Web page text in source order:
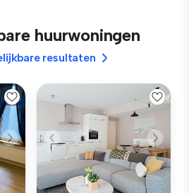
huurwoningen
resultaten